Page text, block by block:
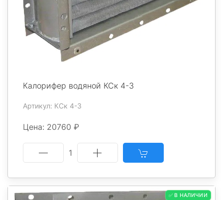
Калорифер водяной КСк 4-3
Артикул: КСк 4-3
Цена: 20760 ₽
1
✅ В НАЛИЧИИ